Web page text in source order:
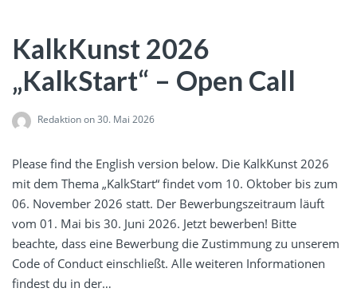
KalkKunst 2026
„KalkStart“ – Open Call
Redaktionon 30. Mai 2026
Please find the English version below. Die KalkKunst 2026
mit dem Thema „KalkStart“ findet vom 10. Oktober bis zum
06. November 2026 statt. Der Bewerbungszeitraum läuft
vom 01. Mai bis 30. Juni 2026. Jetzt bewerben! Bitte
beachte, dass eine Bewerbung die Zustimmung zu unserem
Code of Conduct einschließt. Alle weiteren Informationen
findest du in der…